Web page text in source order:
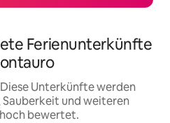
Ferienunterkünfte
Unterkünfte werden
und weiteren
bewertet.